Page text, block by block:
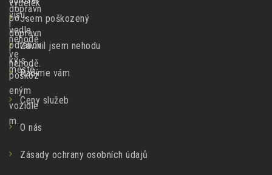
Jsem poškozený
Zavinil jsem nehodu
Radíme vám
Ceny služeb
O nás
Zásady ochrany osobních údajů